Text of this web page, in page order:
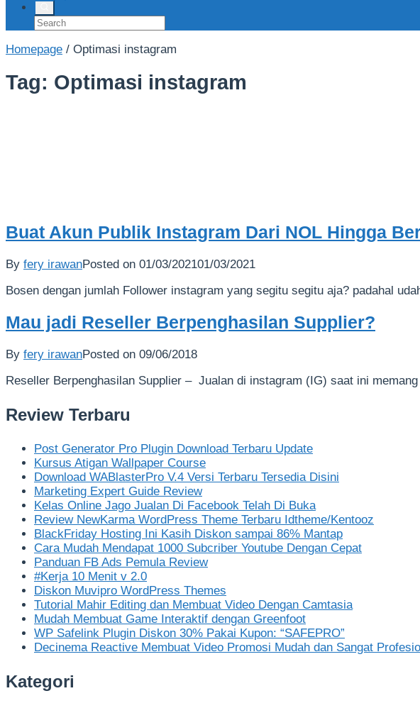
Homepage / Optimasi instagram
Tag: Optimasi instagram
Buat Akun Publik Instagram Dari NOL Hingga
By fery irawanPosted on 01/03/202101/03/2021
Bosen dengan jumlah Follower instagram yang segitu segitu aja? padahal
Mau jadi Reseller Berpenghasilan Supplier?
By fery irawanPosted on 09/06/2018
Reseller Berpenghasilan Supplier – Jualan di instagram (IG) saat ini
Review Terbaru
Post Generator Pro Plugin Download Terbaru Update
Kursus Atigan Wallpaper Course
Download WABlasterPro V.4 Versi Terbaru Tersedia Disini
Marketing Expert Guide Review
Kelas Online Jago Jualan Di Facebook Telah Di Buka
Review NewKarma WordPress Theme Terbaru Idtheme/Kentooz
BlackFriday Hosting Ini Kasih Diskon sampai 86% Mantap
Cara Mudah Mendapat 1000 Subcriber Youtube Dengan Cepat
Panduan FB Ads Pemula Review
#Kerja 10 Menit v 2.0
Diskon Muvipro WordPress Themes
Tutorial Mahir Editing dan Membuat Video Dengan Camtasia
Mudah Membuat Game Interaktif dengan Greenfoot
WP Safelink Plugin Diskon 30% Pakai Kupon: “SAFEPRO”
Decinema Reactive Membuat Video Promosi Mudah dan Sangat
Kategori